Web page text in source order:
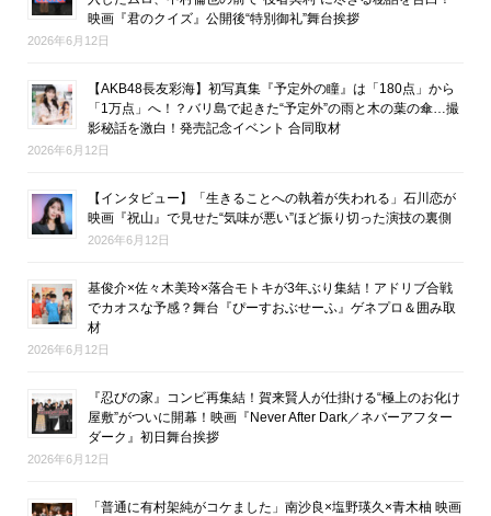
映画『君のクイズ』公開後“特別御礼”舞台挨拶
2026年6月12日
【AKB48長友彩海】初写真集『予定外の瞳』は「180点」から
「1万点」へ！？バリ島で起きた“予定外”の雨と木の葉の傘…撮
影秘話を激白！発売記念イベント 合同取材
2026年6月12日
【インタビュー】「生きることへの執着が失われる」石川恋が
映画『祝山』で見せた“気味が悪い”ほど振り切った演技の裏側
2026年6月12日
基俊介×佐々木美玲×落合モトキが3年ぶり集結！アドリブ合戦
でカオスな予感？舞台『ぴーすおぶせーふ』ゲネプロ＆囲み取
材
2026年6月12日
『忍びの家』コンビ再集結！賀来賢人が仕掛ける“極上のお化け
屋敷”がついに開幕！映画『Never After Dark／ネバーアフター
ダーク』初日舞台挨拶
2026年6月12日
「普通に有村架純がコケました」南沙良×塩野瑛久×青木柚 映画